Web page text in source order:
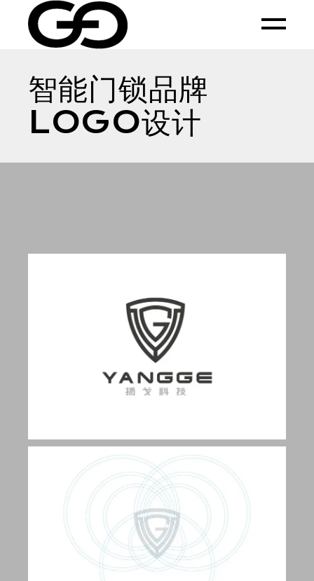
content
智能门锁品牌
LOGO设计